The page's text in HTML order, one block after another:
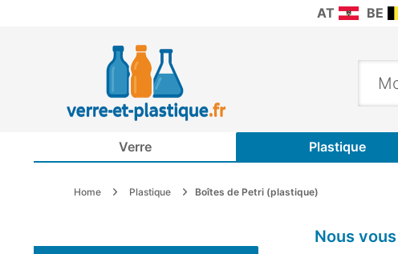
AT BE
Verre Plastique
Home Plastique Boîtes de Petri (plastique)
Nous